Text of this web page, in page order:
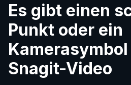
Es gibt einen
Punkt oder ein
Snagit-Video